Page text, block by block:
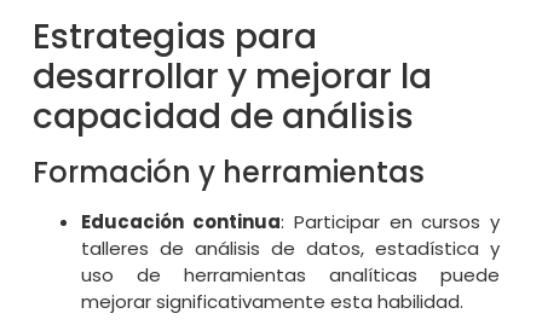
Estrategias para
desarrollar y mejorar la
capacidad de análisis
Formación y herramientas
Educación continua: Participar en cursos y
talleres de análisis de datos, estadística y
uso de herramientas analíticas puede
mejorar significativamente esta habilidad.